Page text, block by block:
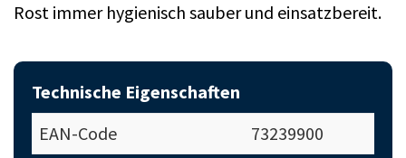
Rost immer hygienisch sauber und einsatzbereit.
Technische Eigenschaften
EAN-Code
73239900